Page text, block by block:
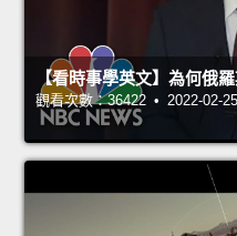
【看時事學英文】為何俄
觀看次數：36422 • 2022-02-25